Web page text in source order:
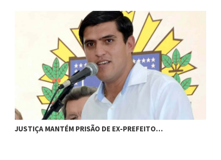
JUSTIÇA MANTÉM PRISÃO DE EX-PREFEITO…